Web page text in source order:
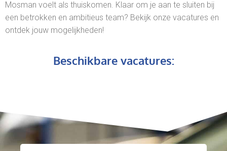
Mosman voelt als thuiskomen. Klaar om je aan te sluiten bij
een betrokken en ambitieus team? Bekijk onze vacatures en
ontdek jouw mogelijkheden!
Beschikbare vacatures: